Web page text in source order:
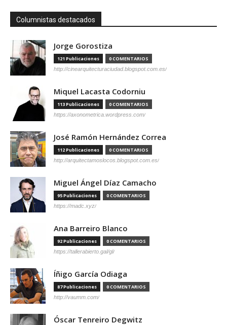
Columnistas destacados
Jorge Gorostiza
121 Publicaciones 0 COMENTARIOS
http://cinearquitecturaciudad.blogspot.com.es/
Miquel Lacasta Codorniu
113 Publicaciones 0 COMENTARIOS
https://axonometrica.wordpress.com/
José Ramón Hernández Correa
112 Publicaciones 0 COMENTARIOS
http://arquitectamoslocos.blogspot.com.es/
Miguel Ángel Díaz Camacho
95 Publicaciones 0 COMENTARIOS
https://madc.xyz/
Ana Barreiro Blanco
92 Publicaciones 0 COMENTARIOS
https://tallerabierto.gal/gl/
Íñigo García Odiaga
87 Publicaciones 0 COMENTARIOS
http://vaumm.com/
Óscar Tenreiro Degwitz